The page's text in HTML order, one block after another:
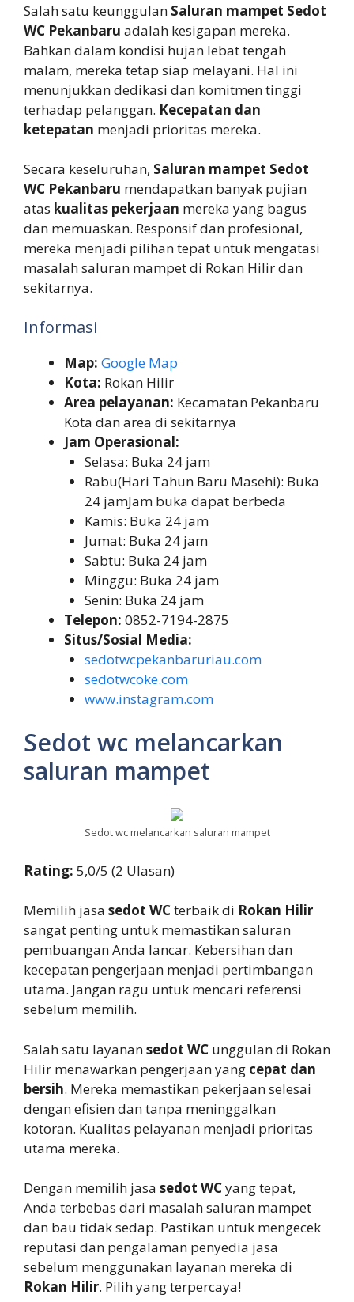
Salah satu keunggulan Saluran mampet Sedot
WC Pekanbaru adalah kesigapan mereka.
Bahkan dalam kondisi hujan lebat tengah
malam, mereka tetap siap melayani. Hal ini
menunjukkan dedikasi dan komitmen tinggi
terhadap pelanggan. Kecepatan dan
ketepatan menjadi prioritas mereka.
Secara keseluruhan, Saluran mampet Sedot
WC Pekanbaru mendapatkan banyak pujian
atas kualitas pekerjaan mereka yang bagus
dan memuaskan. Responsif dan profesional,
mereka menjadi pilihan tepat untuk mengatasi
masalah saluran mampet di Rokan Hilir dan
sekitarnya.
Informasi
Map: Google Map
Kota: Rokan Hilir
Area pelayanan: Kecamatan Pekanbaru
Kota dan area di sekitarnya
Jam Operasional:
Selasa: Buka 24 jam
Rabu(Hari Tahun Baru Masehi): Buka
24 jamJam buka dapat berbeda
Kamis: Buka 24 jam
Jumat: Buka 24 jam
Sabtu: Buka 24 jam
Minggu: Buka 24 jam
Senin: Buka 24 jam
Telepon: 0852-7194-2875
Situs/Sosial Media:
sedotwcpekanbaruriau.com
sedotwcoke.com
www.instagram.com
Sedot wc melancarkan
saluran mampet
Sedot wc melancarkan saluran mampet
Rating: 5,0/5 (2 Ulasan)
Memilih jasa sedot WCterbaik di Rokan Hilir
sangat penting untuk memastikan saluran
pembuangan Anda lancar. Kebersihan dan
kecepatan pengerjaan menjadi pertimbangan
utama. Jangan ragu untuk mencari referensi
sebelum memilih.
Salah satu layanansedot WC unggulan di Rokan
Hilir menawarkan pengerjaan yang cepat dan
bersih. Mereka memastikan pekerjaan selesai
dengan efisien dan tanpa meninggalkan
kotoran. Kualitas pelayanan menjadi prioritas
utama mereka.
Dengan memilih jasa sedot WCyang tepat,
Anda terbebas dari masalah saluran mampet
dan bau tidak sedap. Pastikan untuk mengecek
reputasi dan pengalaman penyedia jasa
sebelum menggunakan layanan mereka di
Rokan Hilir. Pilih yang terpercaya!